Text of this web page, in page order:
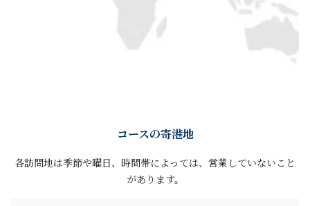
コースの寄港地
各訪問地は季節や曜日、時間帯によっては、営業していないこと
があります。